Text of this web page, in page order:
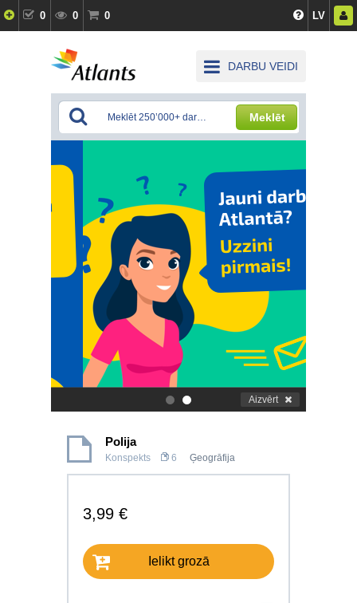
0 0 0 LV
DARBU VEIDI
Meklēt
. Aizvērt
Polija
Konspekts 6 Ģeogrāfija
3,99 €
Ielikt grozā